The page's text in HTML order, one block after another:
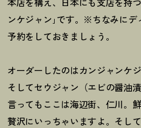
ンケジャン｣です。※ちなみにデ
予約をしておきましょう。
オーダーしたのはカンジャンケ
そしてセウジャン（エビの醤油
言ってもここは海辺街、仁川。
贅沢にいっちゃいますよ。そし